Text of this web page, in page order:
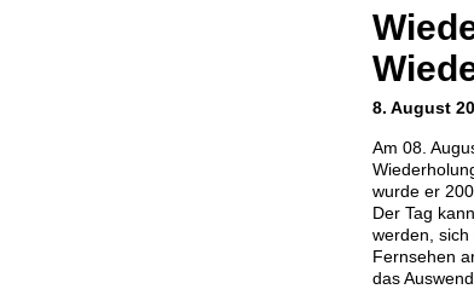
8. August
Am 08.
wurde er
Der Tag
werden,
Fernsehen
das